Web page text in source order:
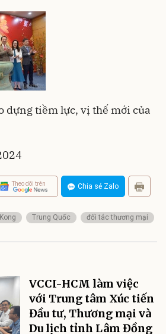
dựng tiềm lực, vị thế mới của
Theo dõi trên Chia sẻ Zalo
Trung Quốc đối tác thương mại
VCCI-HCM làm việc
với Trung tâm Xúc tiến
Đầu tư, Thương mại và
Du lịch tỉnh Lâm Đồng